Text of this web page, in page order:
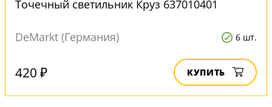
Точечный светильник Круз 637010401
DeMarkt (Германия) 6 шт.
420 ₽ КУПИТЬ